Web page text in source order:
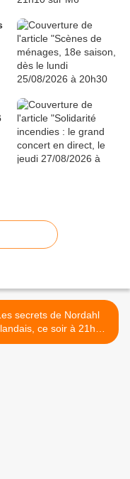
secrets de Nordahl
ce soir à 21h05
RMC Story dans Faites